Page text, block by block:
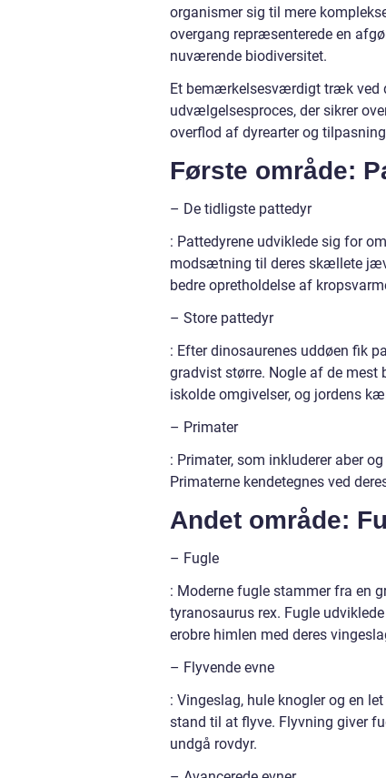
organismer sig til mere
overgang repræsenterede en
nuværende biodiversitet.
Et bemærkelsesværdigt træk ved
udvælgelsesproces, der sikrer
overflod af dyrearter og
Første område:
– De tidligste pattedyr
: Pattedyrene udviklede sig for
modsætning til deres skællete
bedre opretholdelse af
– Store pattedyr
: Efter dinosaurenes uddøen fik
gradvist større. Nogle af de mest
iskolde omgivelser, og jordens
– Primater
: Primater, som inkluderer aber
Primaterne kendetegnes ved
Andet område:
– Fugle
: Moderne fugle stammer fra en
tyranosaurus rex. Fugle
erobre himlen med deres
– Flyvende evne
: Vingeslag, hule knogler og en
stand til at flyve. Flyvning giver
undgå rovdyr.